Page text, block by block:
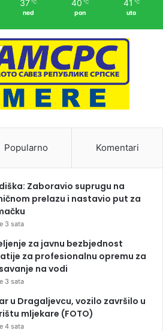
37 ℃
ned
40 ℃
pon
41 ℃
uto
Popularno Komentari
Zaboravio suprugu na
prelazu i nastavio put za
3 sata
za javnu bezbjednost
za profesionalnu opremu za
na vodi
3 sata
u Dragaljevcu, vozilo završilo u
mljekare (FOTO)
4 sata